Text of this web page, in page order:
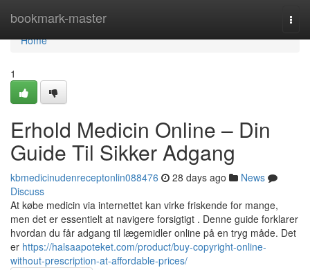
bookmark-master
Home
Home
1
Erhold Medicin Online – Din
Guide Til Sikker Adgang
kbmedicinudenreceptonlin088476 28 days ago
News
Discuss
At købe medicin via internettet kan virke friskende for mange,
men det er essentielt at navigere forsigtigt . Denne guide forklarer
hvordan du får adgang til lægemidler online på en tryg måde. Det
er https://halsaapoteket.com/product/buy-copyright-online-
without-prescription-at-affordable-prices/